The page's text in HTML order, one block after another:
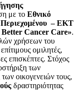
με το Εθνικό
Περιεχομένου – ΕΚΤ
Better Cancer Care».
χρήσεων του
ομιλητές,
επισκέπτες. Στόχος
των
οικογενειών τους,
δραστηριότητας